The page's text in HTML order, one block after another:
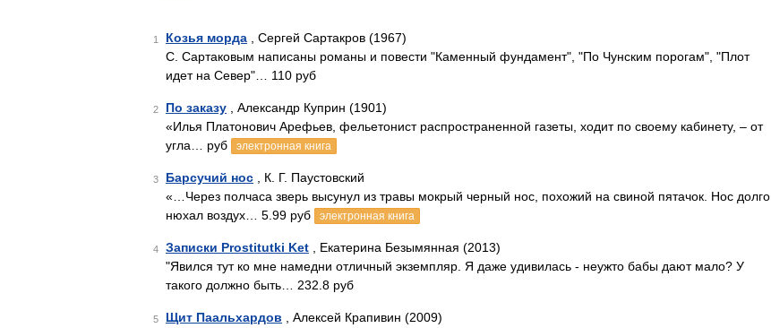
1 Козья морда , Сергей Сартакров (1967)
С. Сартаковым написаны романы и повести "Каменный фундамент", "По Чунским порогам", "Плот
идет на Север"… 110 руб
2 По заказу , Александр Куприн (1901)
«Илья Платонович Арефьев, фельетонист распространенной газеты, ходит по своему кабинету, – от
угла… руб
электронная книга
3 Барсучий нос , К. Г. Паустовский
«…Через полчаса зверь высунул из травы мокрый черный нос, похожий на свиной пятачок. Нос долго
нюхал воздух… 5.99 руб
электронная книга
4 Записки Prostitutki Ket , Екатерина Безымянная (2013)
"Явился тут ко мне намедни отличный экземпляр. Я даже удивилась - неужто бабы дают мало? У
такого должно быть… 232.8 руб
5 Щит Паальхардов , Алексей Крапивин (2009)